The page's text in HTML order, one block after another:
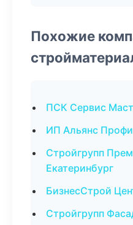
Похожие
ПСК Сервис
ИП Альянс
Стройгрупп
Екатеринбург
БизнесСтрой
Стройгрупп